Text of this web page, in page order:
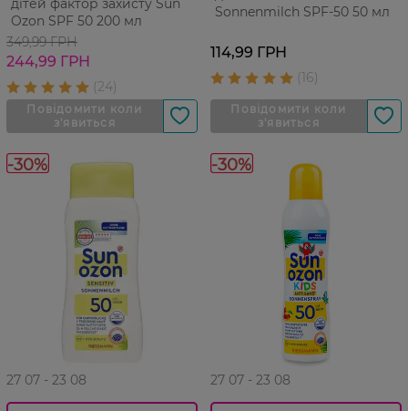
дітей фактор захисту Sun
Ozon SPF 50 200 мл
349,99 ГРН
244,99 ГРН
Sonnenmilch SPF-50 50 мл
114,99 ГРН
-30%
27 07 - 23 08
-30%
27 07 - 23 08